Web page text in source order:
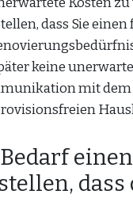
dass Sie
keine
mit dem